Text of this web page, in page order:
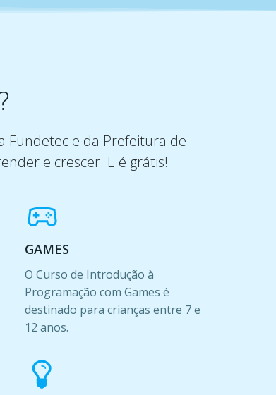
Fundetec e da Prefeitura de
e crescer. E é grátis!
GAMES
O Curso de Introdução à
Programação com Games é
destinado para crianças entre 7 e
12 anos.